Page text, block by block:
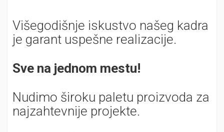
Višegodišnje iskustvo našeg kadra
je garant uspešne realizacije.
Sve na jednom mestu!
Nudimo široku paletu proizvoda za
najzahtevnije projekte.